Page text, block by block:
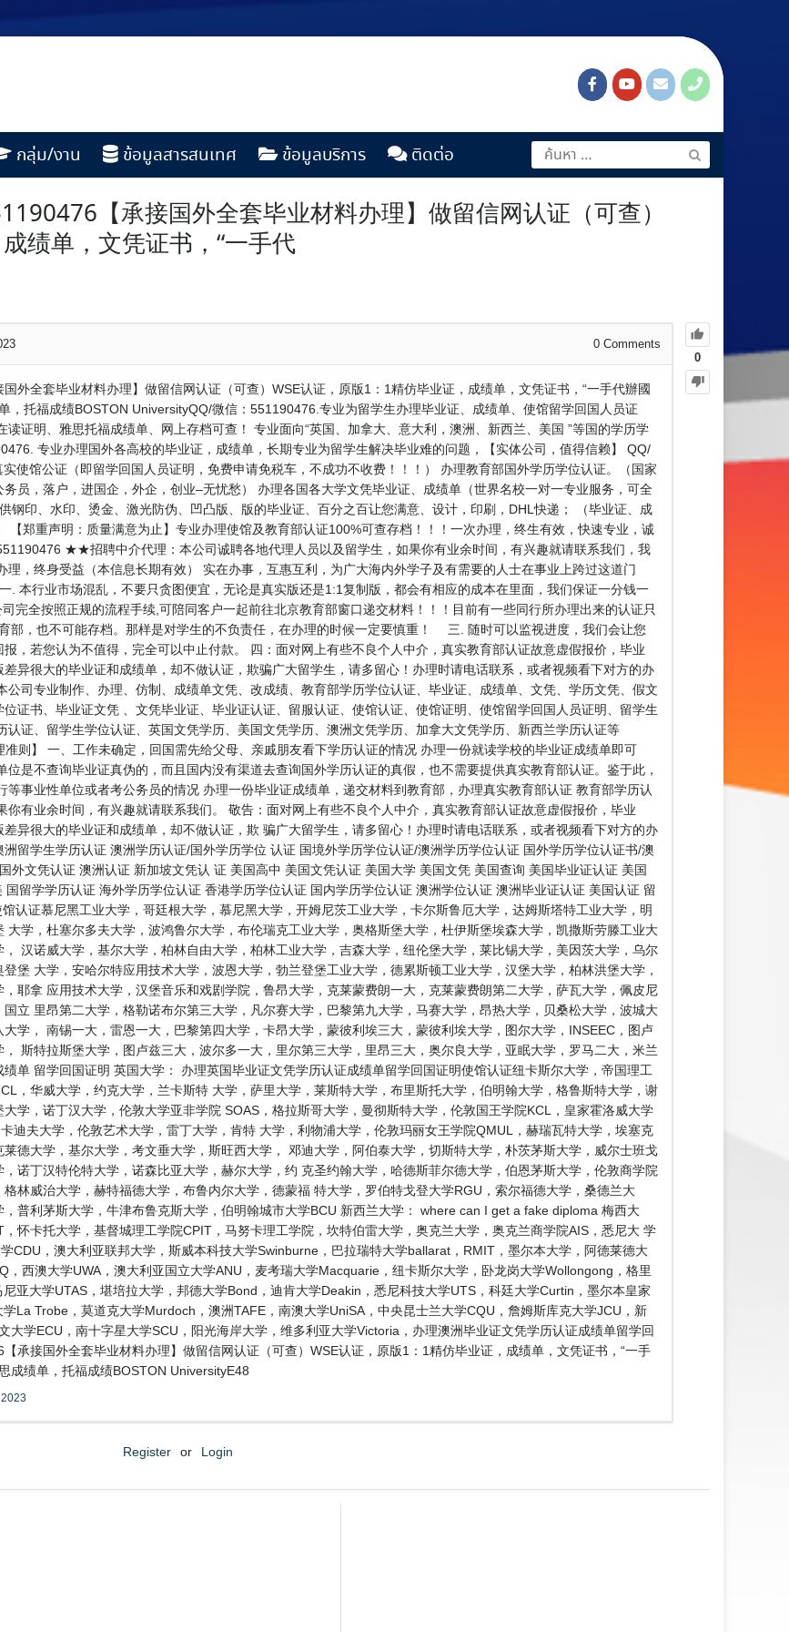
กลุ่ม/งาน ข้อมูลสารสนเทศ ข้อมูลบริการ ติดต่อ
【承接国外全套毕业材料办理】做留信网认证（可查）
绩单，文凭证书，“一手代
0
0 Comments
外全套毕业材料办理】做留信网认证（可查）WSE认证，原版1：1精仿毕业证，成绩单，文凭证书，“一手代辦國
，托福成绩BOSTON UniversityQQ/微信：551190476.专业为留学生办理毕业证、成绩单、使馆留学回国人员证
证明、雅思托福成绩单、网上存档可查！ 专业面向“英国、加拿大、意大利，澳洲、新西兰、美国 ”等国的学历学
专业办理国外各高校的毕业证，成绩单，长期专业为留学生解决毕业难的问题，【实体公司，值得信赖】 QQ/
使馆公证（即留学回国人员证明，免费申请免税车，不成功不收费！！！） 办理教育部国外学历学位认证。（国家
员，落户，进国企，外企，创业–无忧愁） 办理各国各大学文凭毕业证、成绩单（世界名校一对一专业服务，可全
钢印、水印、烫金、激光防伪、凹凸版、版的毕业证、百分之百让您满意、设计，印刷，DHL快递； （毕业证、成
【郑重声明：质量满意为止】专业办理使馆及教育部认证100%可查存档！！！一次办理，终生有效，快速专业，诚
★★招聘中介代理：本公司诚聘各地代理人员以及留学生，如果你有业余时间，有兴趣就请联系我们，我
，终身受益（本信息长期有效） 实在办事，互惠互利，为广大海内外学子及有需要的人士在事业上跨过这道门
行业市场混乱，不要只贪图便宜，无论是真实版还是1:1复制版，都会有相应的成本在里面，我们保证一分钱一
全按照正规的流程手续,可陪同客户一起前往北京教育部窗口递交材料！！！目前有一些同行所办理出来的认证只
部，也不可能存档。那样是对学生的不负责任，在办理的时候一定要慎重！ 三. 随时可以监视进度，我们会让您
，若您认为不值得，完全可以中止付款。 四：面对网上有些不良个人中介，真实教育部认证故意虚假报价，毕业
异很大的毕业证和成绩单，却不做认证，欺骗广大留学生，请多留心！办理时请电话联系，或者视频看下对方的办
司专业制作、办理、仿制、成绩单文凭、改成绩、教育部学历学位认证、毕业证、成绩单、文凭、学历文凭、假文
证书、毕业证文凭 、文凭毕业证、毕业证认证、留服认证、使馆认证、使馆证明、使馆留学回国人员证明、留学生
证、留学生学位认证、英国文凭学历、美国文凭学历、澳洲文凭学历、加拿大文凭学历、新西兰学历认证等
则】 一、工作未确定，回国需先给父母、亲戚朋友看下学历认证的情况 办理一份就读学校的毕业证成绩单即可
是不查询毕业证真伪的，而且国内没有渠道去查询国外学历认证的真假，也不需要提供真实教育部认证。鉴于此，
事业性单位或者考公务员的情况 办理一份毕业证成绩单，递交材料到教育部，办理真实教育部认证 教育部学历认
有业余时间，有兴趣就请联系我们。 敬告：面对网上有些不良个人中介，真实教育部认证故意虚假报价，毕业
异很大的毕业证和成绩单，却不做认证，欺 骗广大留学生，请多留心！办理时请电话联系，或者视频看下对方的办
留学生学历认证 澳洲学历认证/国外学历学位 认证 国境外学历学位认证/澳洲学历学位认证 国外学历学位认证书/澳
外文凭认证 澳洲认证 新加坡文凭认 证 美国高中 美国文凭认证 美国大学 美国文凭 美国查询 美国毕业证认证 美国
留学学历认证 海外学历学位认证 香港学历学位认证 国内学历学位认证 澳洲学位认证 澳洲毕业证认证 美国认证 留
认证慕尼黑工业大学，哥廷根大学，慕尼黑大学，开姆尼茨工业大学，卡尔斯鲁厄大学，达姆斯塔特工业大学，明
学，杜塞尔多夫大学，波鸿鲁尔大学，布伦瑞克工业大学，奥格斯堡大学，杜伊斯堡埃森大学，凯撒斯劳滕工业大
汉诺威大学，基尔大学，柏林自由大学，柏林工业大学，吉森大学，纽伦堡大学，莱比锡大学，美因茨大学，乌尔
堡 大学，安哈尔特应用技术大学，波恩大学，勃兰登堡工业大学，德累斯顿工业大学，汉堡大学，柏林洪堡大学，
耶拿 应用技术大学，汉堡音乐和戏剧学院，鲁昂大学，克莱蒙费朗一大，克莱蒙费朗第二大学，萨瓦大学，佩皮尼
立 里昂第二大学，格勒诺布尔第三大学，凡尔赛大学，巴黎第九大学，马赛大学，昂热大学，贝桑松大学，波城大
学， 南锡一大，雷恩一大，巴黎第四大学，卡昂大学，蒙彼利埃三大，蒙彼利埃大学，图尔大学，INSEEC，图卢
斯特拉斯堡大学，图卢兹三大，波尔多一大，里尔第三大学，里昂三大，奥尔良大学，亚眠大学，罗马二大，米兰
单 留学回国证明 英国大学： 办理英国毕业证文凭学历认证成绩单留学回国证明使馆认证纽卡斯尔大学，帝国理工
，华威大学，约克大学，兰卡斯特 大学，萨里大学，莱斯特大学，布里斯托大学，伯明翰大学，格鲁斯特大学，谢
学，诺丁汉大学，伦敦大学亚非学院 SOAS，格拉斯哥大学，曼彻斯特大学，伦敦国王学院KCL，皇家霍洛威大学
迪夫大学，伦敦艺术大学，雷丁大学，肯特 大学，利物浦大学，伦敦玛丽女王学院QMUL，赫瑞瓦特大学，埃塞克
德大学，基尔大学，考文垂大学，斯旺西大学， 邓迪大学，阿伯泰大学，切斯特大学，朴茨茅斯大学，威尔士班戈
诺丁汉特伦特大学，诺森比亚大学，赫尔大学，约 克圣约翰大学，哈德斯菲尔德大学，伯恩茅斯大学，伦敦商学院
林威治大学，赫特福德大学，布鲁内尔大学，德蒙福 特大学，罗伯特戈登大学RGU，索尔福德大学，桑德兰大
普利茅斯大学，牛津布鲁克斯大学，伯明翰城市大学BCU 新西兰大学： where can I get a fake diploma 梅西大
怀卡托大学，基督城理工学院CPIT，马努卡理工学院，坎特伯雷大学，奥克兰大学，奥克兰商学院AIS，悉尼大 学
CDU，澳大利亚联邦大学，斯威本科技大学Swinburne，巴拉瑞特大学ballarat，RMIT，墨尔本大学，阿德莱德大
西澳大学UWA，澳大利亚国立大学ANU，麦考瑞大学Macquarie，纽卡斯尔大学，卧龙岗大学Wollongong，格里
亚大学UTAS，堪培拉大学，邦德大学Bond，迪肯大学Deakin，悉尼科技大学UTS，科廷大学Curtin，墨尔本皇家
La Trobe，莫道克大学Murdoch，澳洲TAFE，南澳大学UniSA，中央昆士兰大学CQU，詹姆斯库克大学JCU，新
大学ECU，南十字星大学SCU，阳光海岸大学，维多利亚大学Victoria，办理澳洲毕业证文凭学历认证成绩单留学回
承接国外全套毕业材料办理】做留信网认证（可查）WSE认证，原版1：1精仿毕业证，成绩单，文凭证书，“一手
成绩单，托福成绩BOSTON UniversityE48
Register or Login